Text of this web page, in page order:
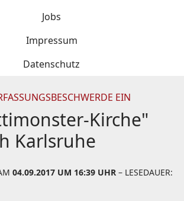
Jobs
Impressum
Datenschutz
EIN
Kirche"
Karlsruhe
04.09.2017 UM 16:39 UHR – LESEDAUER: